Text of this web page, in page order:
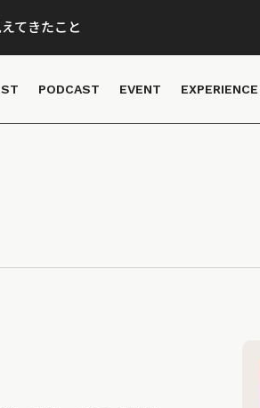
てきたこと
PODCAST EVENT EXPERIENCE